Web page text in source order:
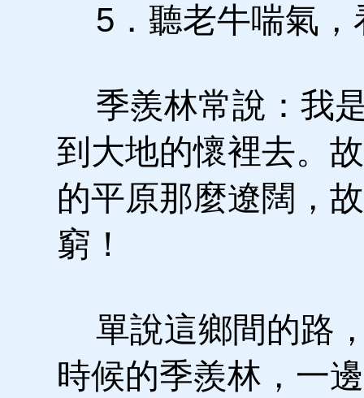
5．聽老牛喘氣，
季羨林常說：我
到大地的懷裡去。
的平原那麼遼闊，
窮！
單說這鄉間的路
時候的季羨林，一